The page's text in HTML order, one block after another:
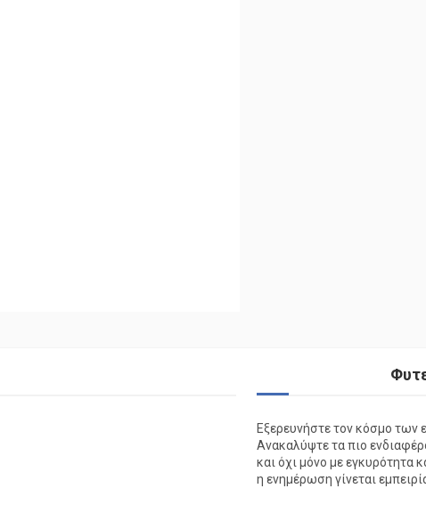
Εξερευνήστε τον κόσμο των
Ανακαλύψτε τα πιο
και όχι μόνο με εγκυρότητα
η ενημέρωση γίνεται